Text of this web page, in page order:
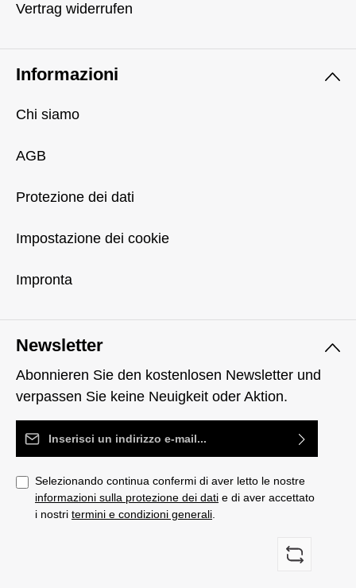
Newsletter
Abonnieren Sie den kostenlosen Newsletter und
verpassen Sie keine Neuigkeit oder Aktion.
Indirizzo e-mail*
Selezionando continua confermi di aver letto le nostre
informazioni sulla protezione dei dati e di aver accettato
i nostri termini e condizioni generali
Vertrag widerrufen
Informazioni
Chi siamo
AGB
Protezione dei dati
Impostazione dei cookie
Impronta